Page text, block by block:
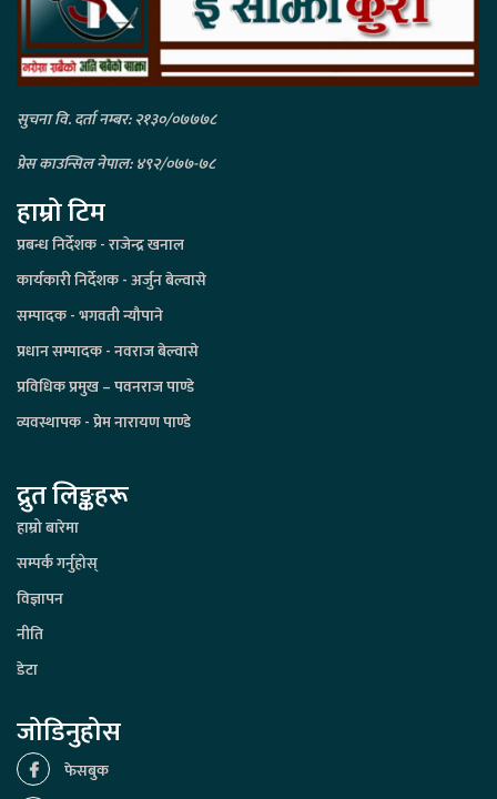
सुचना वि. दर्ता नम्बर: २१३०/०७७७८
प्रेस काउन्सिल नेपाल: ४९२/०७७-७८
हाम्रो टिम
प्रबन्ध निर्देशक - राजेन्द्र खनाल
कार्यकारी निर्देशक - अर्जुन बेल्वासे
सम्पादक - भगवती न्यौपाने
प्रधान सम्पादक - नवराज बेल्वासे
प्रविधिक प्रमुख – पवनराज पाण्डे
व्यवस्थापक - प्रेम नारायण पाण्डे
द्रुत लिङ्कहरू
हाम्रो बारेमा
सम्पर्क गर्नुहोस्
विज्ञापन
नीति
डेटा
जोडिनुहोस
फेसबुक